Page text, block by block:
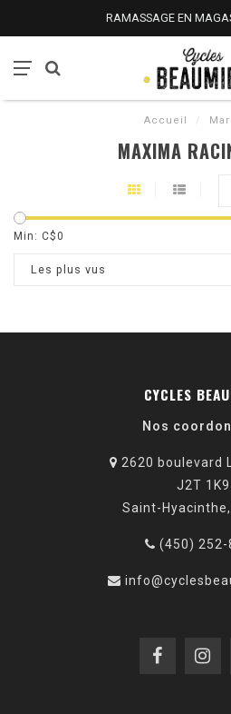
RAMASSAGE EN
Accueil /
MAXIMA
Min: C$0
Les plus vus
CYCLES
Nos
2620 boulevard
J2T 1K9
Saint-
(450) 252-